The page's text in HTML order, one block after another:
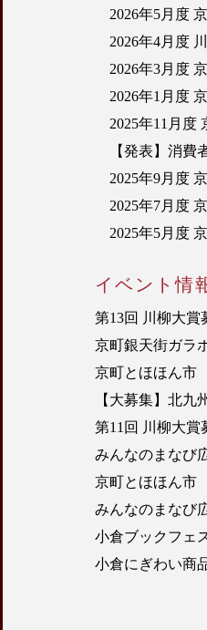
イベント情
第13回 川柳大賞
京町銀天街ガラ
京町とほほん市
【大募集】北九
第11回 川柳大賞
みんなのまなび
京町とほほん市
みんなのまなび
小倉ブックフェ
小倉にぎわい商
2026年5月度
2026年4月度
2026年3月度
2026年1月度
2025年11月度
【発表】消費
2025年9月度
2025年7月度
2025年5月度